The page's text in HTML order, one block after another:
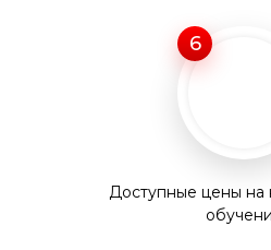
6
Доступные цены на